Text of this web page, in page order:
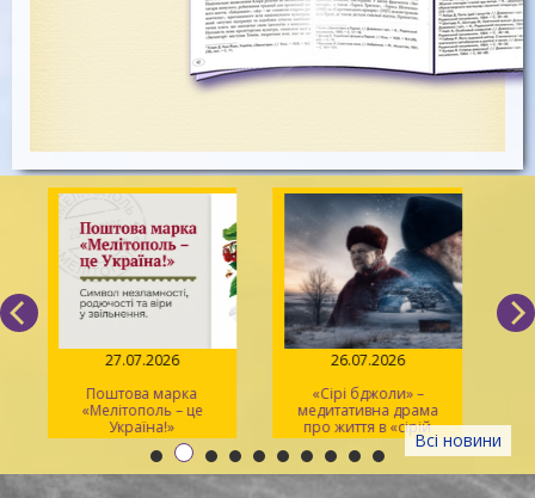
Всі новини
27.07.2026
Поштова марка
«Мелітополь – це
Україна!»
26.07.2026
«Сірі бджоли» –
медитативна драма
про життя в «сірій
зоні»